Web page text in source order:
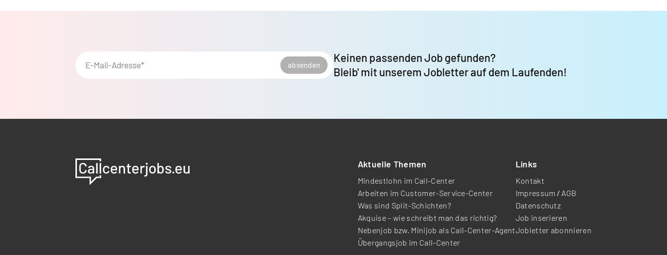
E-Mail-Adresse* absenden
Keinen passenden Job gefunden?
Bleib' mit unserem Jobletter auf dem Laufenden!
Aktuelle Themen
Mindestlohn im Call-Center
Arbeiten im Customer-Service-Center
Was sind Split-Schichten?
Akquise – wie schreibt man das richtig?
Nebenjob bzw. Minijob als Call-Center-Agent
Übergangsjob im Call-Center
Links
Kontakt
Impressum / AGB
Datenschutz
Job inserieren
Jobletter abonnieren